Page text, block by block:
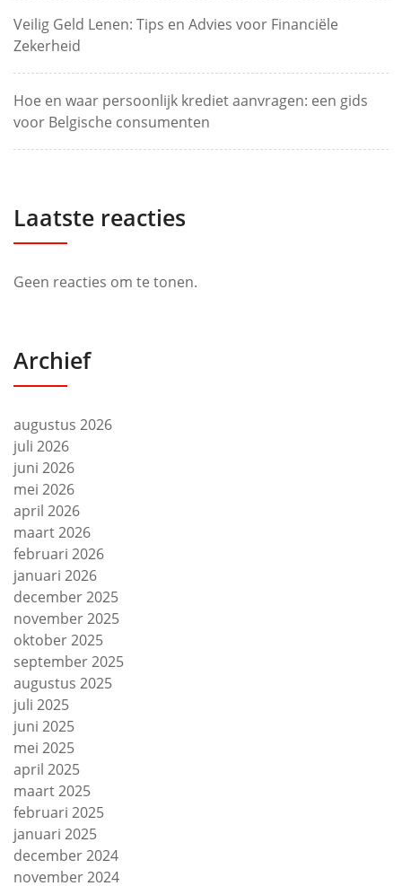
Veilig Geld Lenen: Tips en Advies voor Financiële
Zekerheid
Hoe en waar persoonlijk krediet aanvragen: een gids
voor Belgische consumenten
Laatste reacties
Geen reacties om te tonen.
Archief
augustus 2026
juli 2026
juni 2026
mei 2026
april 2026
maart 2026
februari 2026
januari 2026
december 2025
november 2025
oktober 2025
september 2025
augustus 2025
juli 2025
juni 2025
mei 2025
april 2025
maart 2025
februari 2025
januari 2025
december 2024
november 2024